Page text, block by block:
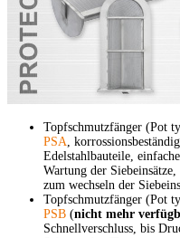
Topfschmutzfänger (Pot
PSA,
Edelstahlbauteile,
Wartung der
zum wechseln der
Topfschmutzfänger (Pot
PSB (nicht mehr
Schnellverschluss, bis